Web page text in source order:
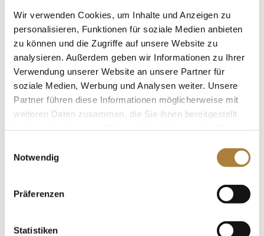
Wir verwenden Cookies, um Inhalte und Anzeigen zu
personalisieren, Funktionen für soziale Medien anbieten
zu können und die Zugriffe auf unsere Website zu
analysieren. Außerdem geben wir Informationen zu Ihrer
Verwendung unserer Website an unsere Partner für
soziale Medien, Werbung und Analysen weiter. Unsere
Partner führen diese Informationen möglicherweise mit
weiteren Daten zusammen, die Sie ihnen bereitgestellt
Notwendig
Präferenzen
Statistiken
Level 2: FN-Fitness-Workout für Fortgeschrittene